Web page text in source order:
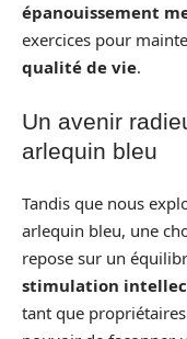
épanouissement
exercices pour
qualité de vie.
Un avenir
arlequin bleu
Tandis que nous
arlequin bleu, une
repose sur un
stimulation
tant que